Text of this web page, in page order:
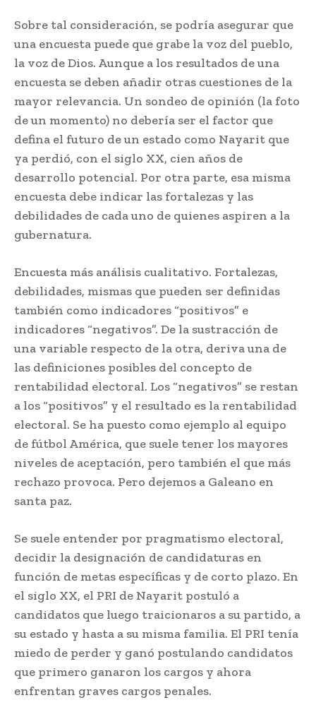
Sobre tal consideración, se podría asegurar que
una encuesta puede que grabe la voz del pueblo,
la voz de Dios. Aunque a los resultados de una
encuesta se deben añadir otras cuestiones de la
mayor relevancia. Un sondeo de opinión (la foto
de un momento) no debería ser el factor que
defina el futuro de un estado como Nayarit que
ya perdió, con el siglo XX, cien años de
desarrollo potencial. Por otra parte, esa misma
encuesta debe indicar las fortalezas y las
debilidades de cada uno de quienes aspiren a la
gubernatura.
Encuesta más análisis cualitativo. Fortalezas,
debilidades, mismas que pueden ser definidas
también como indicadores “positivos” e
indicadores “negativos”. De la sustracción de
una variable respecto de la otra, deriva una de
las definiciones posibles del concepto de
rentabilidad electoral. Los “negativos” se restan
a los “positivos” y el resultado es la rentabilidad
electoral. Se ha puesto como ejemplo al equipo
de fútbol América, que suele tener los mayores
niveles de aceptación, pero también el que más
rechazo provoca. Pero dejemos a Galeano en
santa paz.
Se suele entender por pragmatismo electoral,
decidir la designación de candidaturas en
función de metas específicas y de corto plazo. En
el siglo XX, el PRI de Nayarit postuló a
candidatos que luego traicionaros a su partido, a
su estado y hasta a su misma familia. El PRI tenía
miedo de perder y ganó postulando candidatos
que primero ganaron los cargos y ahora
enfrentan graves cargos penales.